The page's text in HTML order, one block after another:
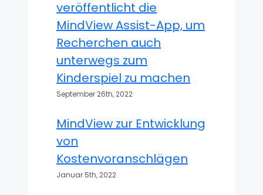
veröffentlicht die
MindView Assist-App, um
Recherchen auch
unterwegs zum
Kinderspiel zu machen
September 26th, 2022
MindView zur Entwicklung
von
Kostenvoranschlägen
Januar 5th, 2022